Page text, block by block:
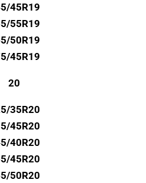
45R19
55R19
50R19
45R19
20
35R20
45R20
40R20
45R20
50R20